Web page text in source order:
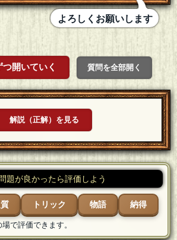
よろしくお願いします
開いていく 質問を全部開く
解説（正解）を見る
題が良かったら評価しよう
トリック 物語 納得
で評価できます。